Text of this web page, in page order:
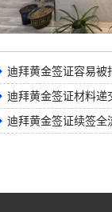
迪拜黄金签证材料递
迪拜黄金签证续签全